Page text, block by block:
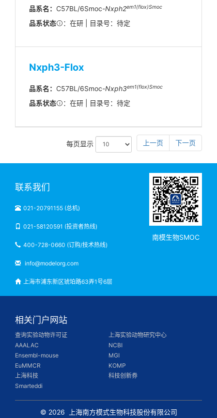
品系名： C57BL/6Smoc-Nxph2em1(flox)Smoc
品系状态 ：在研 | 目录号：待定
Nxph3-Flox
品系名： C57BL/6Smoc-Nxph3em1(flox)Smoc
品系状态 ：在研 | 目录号：待定
每页显示 上一页 下一页
联系我们
021-20791155 (总机)
021-58120591 (投资者热线)
400-728-0660 (订购/技术热线)
info@modelorg.com
上海市浦东新区琥珀路63弄1号6层
南模生物SMOC
相关门户网站
查询实验动物许可证
上海实验动物研究中心
AAALAC
NCBI
Ensembl-mouse
MGI
EuMMCR
KOMP
上海科技
科技创新券
Smarteddi
© 2026 上海南方模式生物科技股份有限公司